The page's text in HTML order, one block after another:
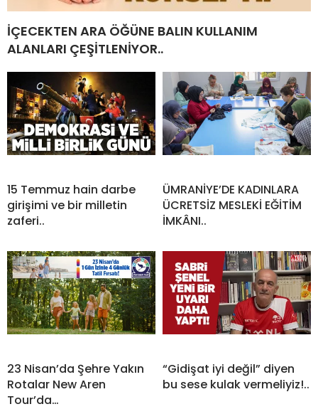
İÇECEKTEN ARA ÖĞÜNE BALIN KULLANIM
ALANLARI ÇEŞİTLENİYOR..
15 Temmuz hain darbe
girişimi ve bir milletin
zaferi..
ÜMRANİYE’DE KADINLARA
ÜCRETSİZ MESLEKİ EĞİTİM
İMKÂNI..
23 Nisan’da Şehre Yakın
Rotalar New Aren
Tour’da…
“Gidişat iyi değil” diyen
bu sese kulak vermeliyiz!..